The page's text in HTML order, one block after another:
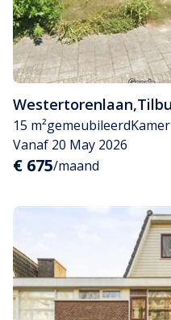
Westertorenlaan,
15 m²gemeubileerdKamer
Vanaf 20 May 2026
€ 675/maand